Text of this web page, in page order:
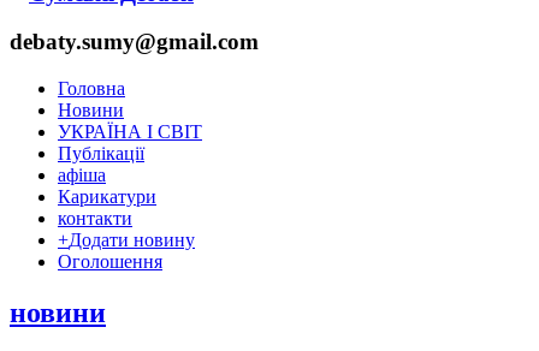
debaty.sumy@gmail.com
Головна
Новини
УКРАЇНА І СВІТ
Публікації
афіша
Карикатури
контакти
+Додати новину
Оголошення
новини